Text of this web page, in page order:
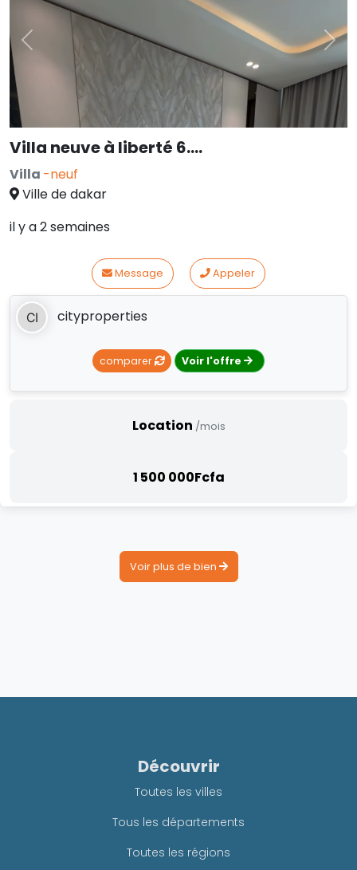
Previous Next
Villa neuve à liberté 6….
Villa -neuf
Ville de dakar
il y a 2 semaines
Message Appeler
cityproperties
comparer Voir l'offre
Location /mois
1 500 000Fcfa
Voir plus de bien
Découvrir
Toutes les villes
Tous les départements
Toutes les régions